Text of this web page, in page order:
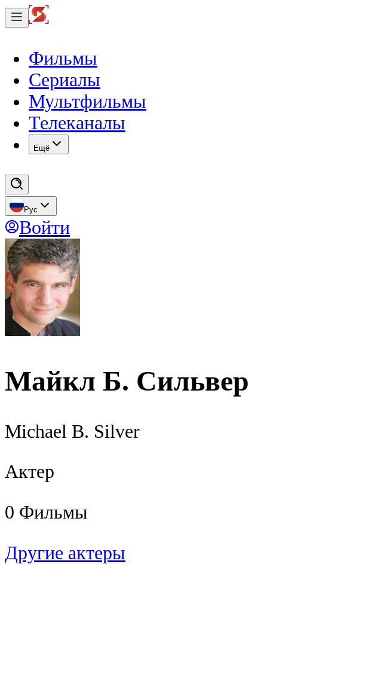
Фильмы
Сериалы
Мультфильмы
Телеканалы
Eщё
Рус
Войти
Майкл Б. Сильвер
Michael B. Silver
Актер
0 Фильмы
Другие актеры